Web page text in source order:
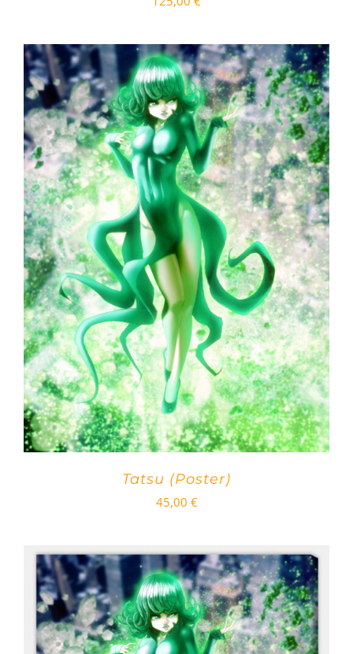
Tatsu (Poster)
45,00 €